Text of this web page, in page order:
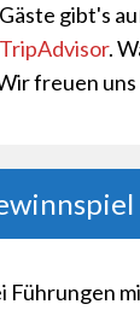
gibt's
TripAdvisor.
freuen
Führungen